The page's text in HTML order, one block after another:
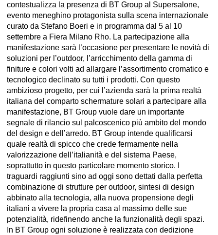
contestualizza la presenza di BT Group al Supersalone,
evento meneghino protagonista sulla scena internazionale
curato da Stefano Boeri e in programma dal 5 al 10
settembre a Fiera Milano Rho. La partecipazione alla
manifestazione sarà l’occasione per presentare le novità di
soluzioni per l’outdoor, l’arricchimento della gamma di
finiture e colori volti ad allargare l’assortimento cromatico e
tecnologico declinato su tutti i prodotti. Con questo
ambizioso progetto, per cui l’azienda sarà la prima realtà
italiana del comparto schermature solari a partecipare alla
manifestazione, BT Group vuole dare un importante
segnale di rilancio sul palcoscenico più ambito del mondo
del design e dell’arredo. BT Group intende qualificarsi
quale realtà di spicco che crede fermamente nella
valorizzazione dell’italianità e del sistema Paese,
soprattutto in questo particolare momento storico. I
traguardi raggiunti sino ad oggi sono dettati dalla perfetta
combinazione di strutture per outdoor, sintesi di design
abbinato alla tecnologia, alla nuova propensione degli
italiani a vivere la propria casa al massimo delle sue
potenzialità, ridefinendo anche la funzionalità degli spazi.
In BT Group ogni soluzione è realizzata con dedizione